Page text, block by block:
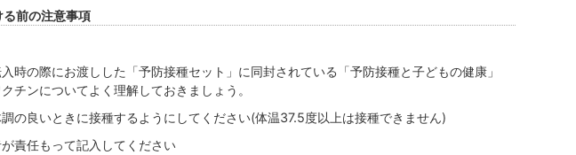
前の注意事項
時の際にお渡しした「予防接種セット」に同封されている「予防接種と子どもの健康」
チンについてよく理解しておきましょう。
調の良いときに接種するようにしてください(体温37.5度以上は接種できません)
が責任もって記入してください